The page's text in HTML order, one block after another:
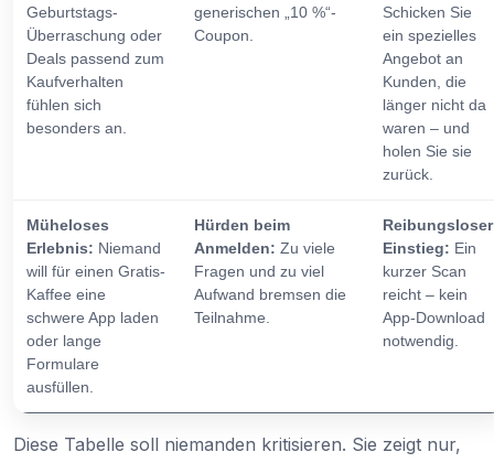
Geburtstags-
Überraschung oder
Deals passend zum
Kaufverhalten
fühlen sich
besonders an.
generischen „10 %“-
Coupon.
Schicken Sie
ein spezielles
Angebot an
Kunden, die
länger nicht da
waren – und
holen Sie sie
zurück.
Müheloses
Erlebnis: Niemand
will für einen Gratis-
Kaffee eine
schwere App laden
oder lange
Formulare
ausfüllen.
Hürden beim
Anmelden: Zu viele
Fragen und zu viel
Aufwand bremsen die
Teilnahme.
Reibungsloser
Einstieg: Ein
kurzer Scan
reicht – kein
App-Download
notwendig.
Diese Tabelle soll niemanden kritisieren. Sie zeigt nur,